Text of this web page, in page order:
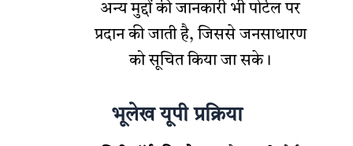
अन्य मुद्दों की जानकारी भी पोर्टल पर
प्रदान की जाती है, जिससे जनसाधारण
को सूचित किया जा सके।
भूलेख यूपी प्रक्रिया